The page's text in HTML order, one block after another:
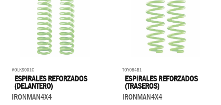
VOLKS001C
ESPIRALES REFORZADOS
(DELANTERO)
IRONMAN4X4
TOY084B1
ESPIRALES REFORZADOS
(TRASEROS)
IRONMAN4X4